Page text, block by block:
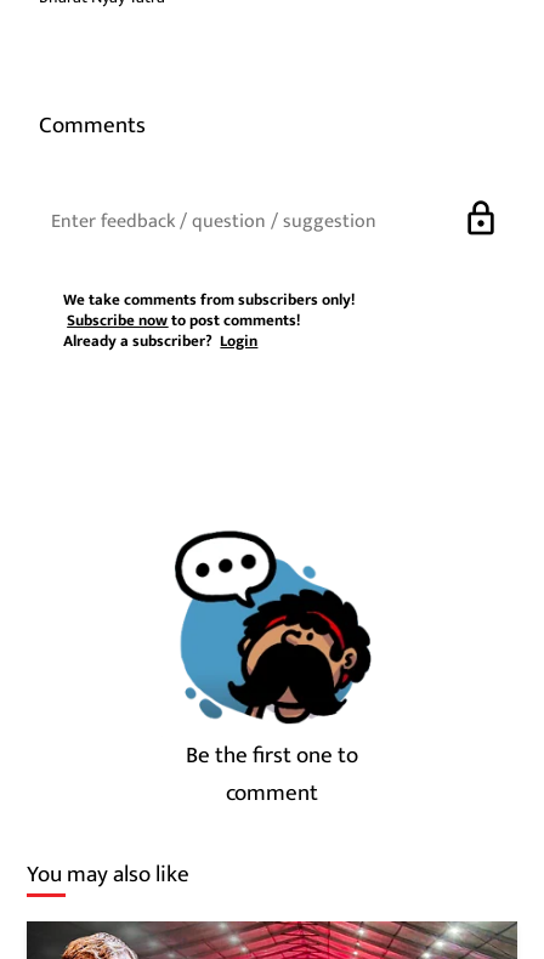
Comments
lock
We take comments from subscribers only!
Subscribe nowto post comments!
Already a subscriber?Login
Be the first one to
comment
You may also like